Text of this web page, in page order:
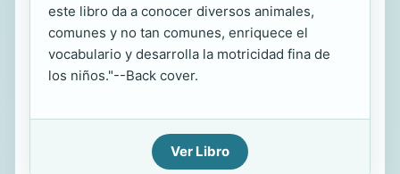
este libro da a conocer diversos animales,
comunes y no tan comunes, enriquece el
vocabulario y desarrolla la motricidad fina de
los niños."--Back cover.
Ver Libro